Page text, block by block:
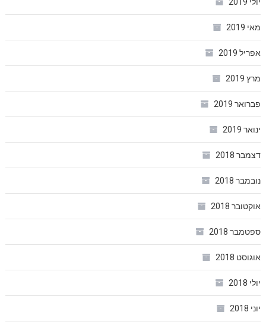
מאי 2019
אפריל 2019
מרץ 2019
פברואר 2019
ינואר 2019
דצמבר 2018
נובמבר 2018
אוקטובר 2018
ספטמבר 2018
אוגוסט 2018
יולי 2018
יוני 2018